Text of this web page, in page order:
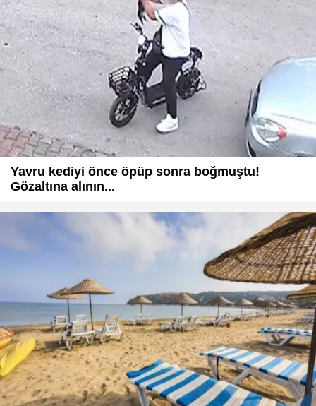
Yavru kediyi önce öpüp sonra boğmuştu!
Gözaltına alının...